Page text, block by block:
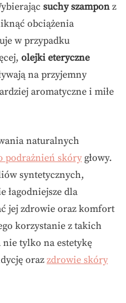
suchy szampon z
obciążenia
w przypadku
olejki eteryczne
na przyjemny
aromatyczne i miłe
naturalnych
podrażnień skóry głowy.
syntetycznych,
łagodniejsze dla
jej zdrowie oraz komfort
korzystanie z takich
nie tylko na estetykę
oraz zdrowie skóry